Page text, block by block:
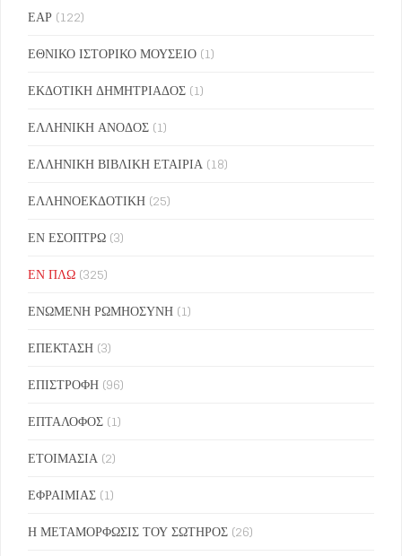
ΕΑΡ (122)
ΕΘΝΙΚΟ ΙΣΤΟΡΙΚΟ ΜΟΥΣΕΙΟ (1)
ΕΚΔΟΤΙΚΗ ΔΗΜΗΤΡΙΑΔΟΣ (1)
ΕΛΛΗΝΙΚΗ ΑΝΟΔΟΣ (1)
ΕΛΛΗΝΙΚΗ ΒΙΒΛΙΚΗ ΕΤΑΙΡΙΑ (18)
ΕΛΛΗΝΟΕΚΔΟΤΙΚΗ (25)
ΕΝ ΕΣΟΠΤΡΩ (3)
ΕΝ ΠΛΩ (325)
ΕΝΩΜΕΝΗ ΡΩΜΗΟΣΥΝΗ (1)
ΕΠΕΚΤΑΣΗ (3)
ΕΠΙΣΤΡΟΦΗ (96)
ΕΠΤΑΛΟΦΟΣ (1)
ΕΤΟΙΜΑΣΙΑ (2)
ΕΦΡΑΙΜΙΑΣ (1)
Η ΜΕΤΑΜΟΡΦΩΣΙΣ ΤΟΥ ΣΩΤΗΡΟΣ (26)